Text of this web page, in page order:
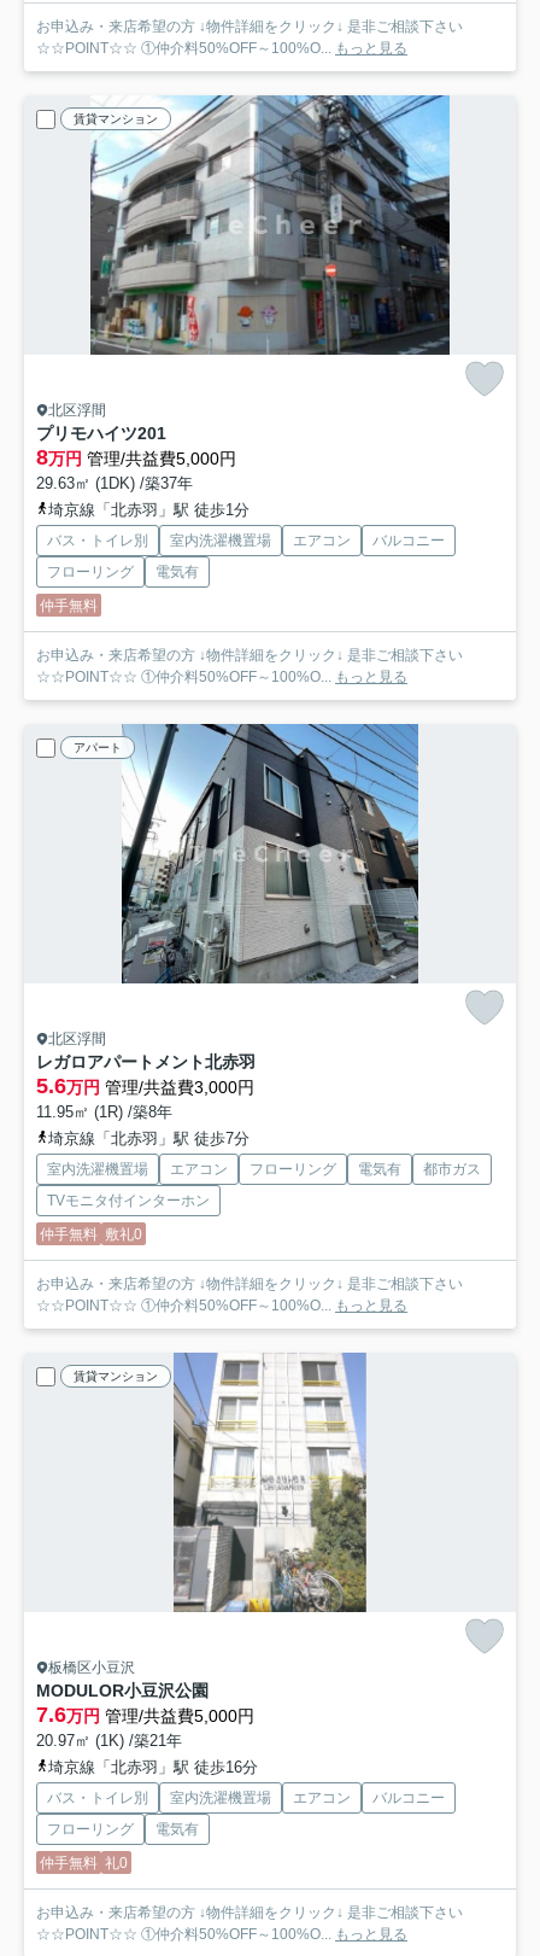
お申込み・来店希望の方 ↓物件詳細をクリック↓ 是非ご相談下さい
☆☆POINT☆☆ ①仲介料50%OFF～100%O...
もっと見る
賃貸マンション
北区浮間
プリモハイツ201
8万円 管理/共益費5,000円
29.63㎡ (1DK) /築37年
埼京線「北赤羽」駅 徒歩1分
バス・トイレ別 室内洗濯機置場 エアコン
バルコニー
フローリング
電気有
仲手無料
お申込み・来店希望の方 ↓物件詳細をクリック↓ 是非ご相談下さい
☆☆POINT☆☆ ①仲介料50%OFF～100%O...
もっと見る
アパート
北区浮間
レガロアパートメント北赤羽
5.6万円 管理/共益費3,000円
11.95㎡ (1R) /築8年
埼京線「北赤羽」駅 徒歩7分
室内洗濯機置場 エアコン フローリング 電気有
都市ガス
TVモニタ付インターホン
仲手無料 敷礼0
お申込み・来店希望の方 ↓物件詳細をクリック↓ 是非ご相談下さい
☆☆POINT☆☆ ①仲介料50%OFF～100%O...
もっと見る
賃貸マンション
板橋区小豆沢
MODULOR小豆沢公園
7.6万円 管理/共益費5,000円
20.97㎡ (1K) /築21年
埼京線「北赤羽」駅 徒歩16分
バス・トイレ別 室内洗濯機置場 エアコン
バルコニー
フローリング
電気有
仲手無料 礼0
お申込み・来店希望の方 ↓物件詳細をクリック↓ 是非ご相談下さい
☆☆POINT☆☆ ①仲介料50%OFF～100%O...
もっと見る